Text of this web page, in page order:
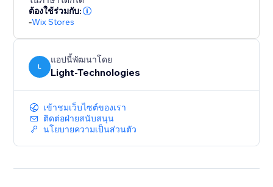
conversions.
ต้องใช้ร่วมกับ:
-Wix Stores
L
แอปนี้พัฒนาโดย
Light-Technologies
เข้าชมเว็บไซต์ของเรา
ติดต่อฝ่ายสนับสนุน
นโยบายความเป็นส่วนตัว